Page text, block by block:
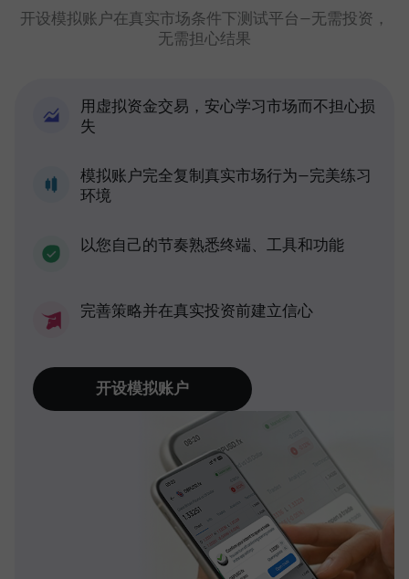
开设模拟账户在真实市场条件下测试平台—无需投资，
无需担心结果
用虚拟资金交易，安心学习市场而不担心损
失
模拟账户完全复制真实市场行为—完美练习
环境
以您自己的节奏熟悉终端、工具和功能
完善策略并在真实投资前建立信心
开设模拟账户